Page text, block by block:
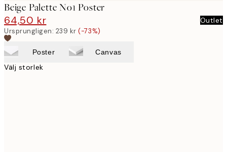
Beige Palette No1 Poster
64,50 kr Outlet
Ursprungligen: 239 kr (-73%)
Poster Canvas
Välj storlek